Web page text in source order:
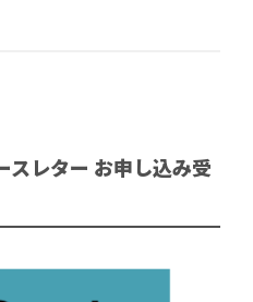
スレター お申し込み受